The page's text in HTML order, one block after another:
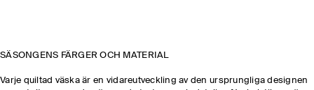
SÄSONGENS FÄRGER OCH MATERIAL
Varje quiltad väska är en vidareutveckling av den ursprungliga designen